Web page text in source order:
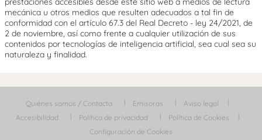
mecánica u otros medios que resulten adecuados a tal fin de
conformidad con el artículo 67.3 del Real Decreto - ley 24/2021, de
2 de noviembre, así como frente a cualquier utilización de sus
contenidos por tecnologías de inteligencia artificial, sea cual sea su
naturaleza y finalidad.
Quiénes somos / Contacta Emisoras
Aviso legal
Accesibilidad
Política de privacidad
Política de Cookies
Configuración de Cookies